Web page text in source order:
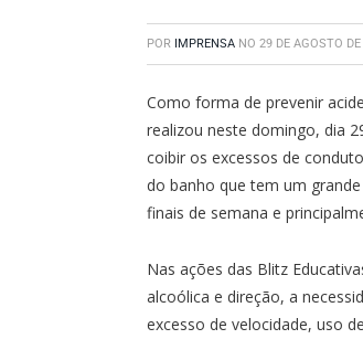
POR IMPRENSA NO 29 DE AGOSTO DE
Como forma de prevenir
realizou neste domingo, dia
coibir os excessos de
do banho que tem um
finais de semana e
Nas ações das Blitz
alcoólica e direção, a
excesso de velocidade, uso